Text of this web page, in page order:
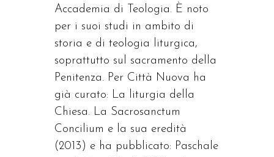
Accademia di Teologia. È noto
per i suoi studi in ambito di
storia e di teologia liturgica,
soprattutto sul sacramento della
Penitenza. Per Città Nuova ha
già curato: La liturgia della
Chiesa. La Sacrosanctum
Concilium e la sua eredità
(2013) e ha pubblicato: Paschale